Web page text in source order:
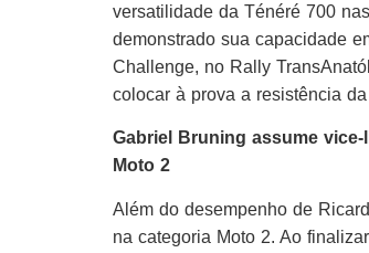
versatilidade da Ténéré 700
demonstrado sua capacidade
Challenge, no Rally
colocar à prova a resistência
Gabriel Bruning assume
Moto 2
Além do desempenho de
na categoria Moto 2. Ao